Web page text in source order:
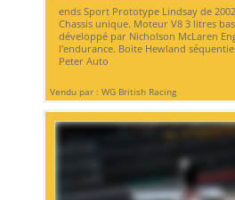
ends Sport Prototype Lindsay de
Chassis unique. Moteur V8 3 litres
développé par Nicholson McLaren
l'endurance. Boite Hewland
Peter Auto
Vendu par : WG British Racing